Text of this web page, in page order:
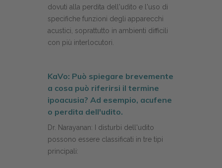
dovuti alla perdita dell'udito e l'uso di
specifiche funzioni degli apparecchi
acustici, soprattutto in ambienti difficili
con più interlocutori.
KaVo: Può spiegare brevemente
a cosa può riferirsi il termine
ipoacusia? Ad esempio, acufene
o perdita dell'udito.
Dr. Narayanan: I disturbi dell'udito
possono essere classificati in tre tipi
principali: